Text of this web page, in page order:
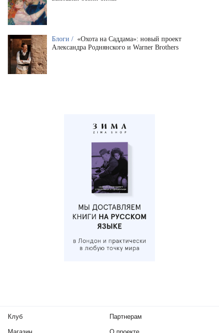
Блоги / «Охота на Саддама»: новый проект
Александра Роднянского и Warner Brothers
Клуб Партнерам